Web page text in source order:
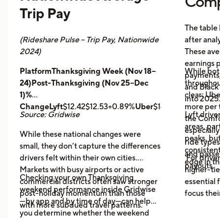
Trip Pay
(Rideshare Pulse – Trip Pay, Nationwide
2024)
PlatformThanksgiving Week (Nov 18–
24)Post-Thanksgiving (Nov 25–Dec
1)%
ChangeLyft$12.42$12.53+0.89%Uber
Source: Gridwise
While these national changes were
small, they don’t capture the differences
drivers felt within their own cities.
Markets with busy airports or active
commercial districts often saw stronger
post-holiday momentum than those
with more subdued travel patterns.
Checking your own Thanksgiving
weekend performance inside Gridwise
—by app and by time of day—can help
you determine whether the weekend
The table
after
These
earnings
and
into 2025.
While
clear:
more per
the
ride
and
payouts.
Lyft
areas,
peaks,
edge in
For
higher-
essential
focus